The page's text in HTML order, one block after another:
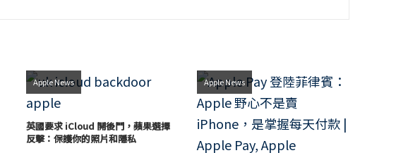
Apple News
英國要求 iCloud 開後門，蘋果選擇
反擊：保護你的照片和隱私
Apple News